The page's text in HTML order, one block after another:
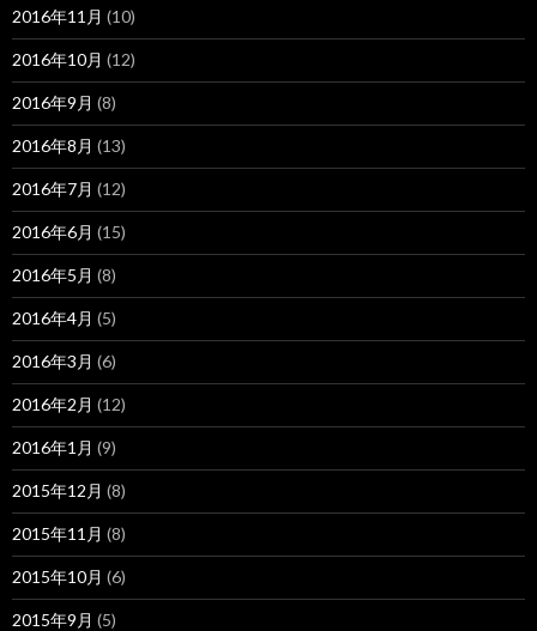
2016年11月 (10)
2016年10月 (12)
2016年9月 (8)
2016年8月 (13)
2016年7月 (12)
2016年6月 (15)
2016年5月 (8)
2016年4月 (5)
2016年3月 (6)
2016年2月 (12)
2016年1月 (9)
2015年12月 (8)
2015年11月 (8)
2015年10月 (6)
2015年9月 (5)